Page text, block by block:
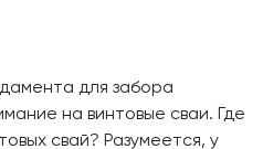
для забора
на винтовые сваи. Где
свай? Разумеется, у